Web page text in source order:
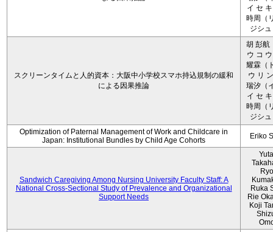
イ セ
時周（
ジシ
スクリーンタイムと人的資本：大阪中小学校スマホ持込規制の緩和
による因果推論
胡 彭航
ウ コ
耀霖（
ウ リ
瑞汐（
イ セ
時周（
ジシ
Optimization of Paternal Management of Work and Childcare in
Japan: Institutional Bundles by Child Age Cohorts
Eriko
Sandwich Caregiving Among Nursing University Faculty Staff: A
National Cross-Sectional Study of Prevalence and Organizational
Support Needs
Ruka
Rie
Koji